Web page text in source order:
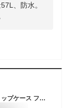
、防水。
バイク用 リアボックス 45L 大容量 バイクボックス トップケース フルフェイス対応 バイク バイク用 原付 スクーター スパーカブ クロスカ ABS材質 5色 防水 防塵 取付ベース付 耐衝撃 トップケース リアケース バイクキャリー 着脱可能 鍵付 汎用